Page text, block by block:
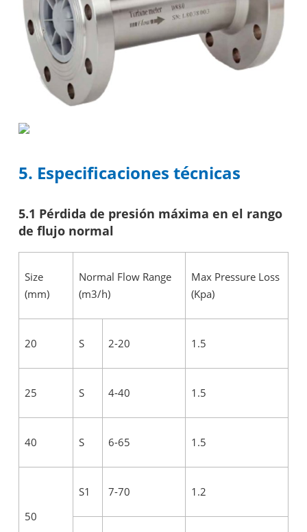
5. Especificaciones técnicas
5.1 Pérdida de presión máxima en el rango
de flujo normal
Size
(mm)
Normal Flow Range
(m3/h)
Max Pressure Loss
(Kpa)
20 S 2-20 1.5
25 S 4-40 1.5
40 S 6-65 1.5
50
S1 7-70 1.2